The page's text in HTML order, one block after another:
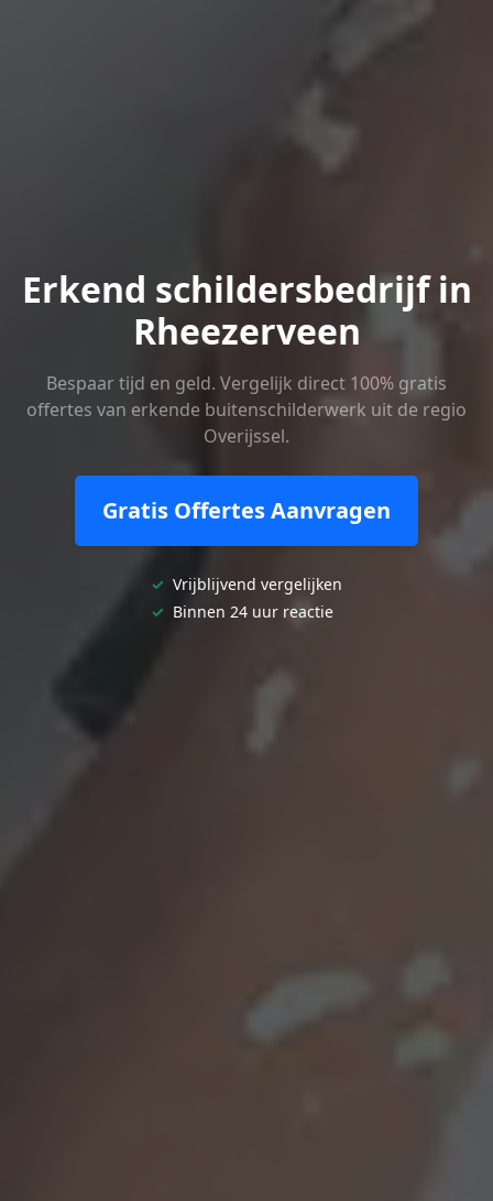
Erkend schildersbedrijf in
Rheezerveen
Bespaar tijd en geld. Vergelijk direct 100% gratis
offertes van erkende buitenschilderwerk uit de regio
Overijssel.
Gratis Offertes Aanvragen
✓ Vrijblijvend vergelijken
✓ Binnen 24 uur reactie